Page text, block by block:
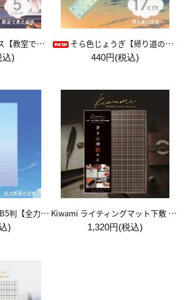
で見た空色】
込)
そら色じょうぎ【帰り道の空色】
440円(税込)
力疾走の空色】
)
Kiwami ライティングマット下敷 A4+【ブラウン&キャメル】
1,320円(税込)